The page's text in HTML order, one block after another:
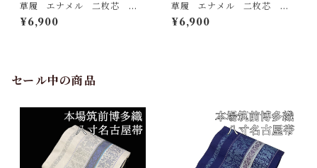
草履 エナメル 二枚芯
黒 フリーサイズ 大阪ぞう
り 日本製 認定証付き 和
¥6,900
草履 エナメル 二枚芯 カ
ーキー フリーサイズ 大阪
ぞうり 日本製 認定証付
¥6,900
セール中の商品